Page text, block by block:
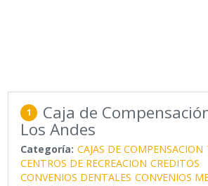
1 Caja de
Los Andes
Categoría: CAJAS DE COMPENSACION
CENTROS DE RECREACION CREDITOS
CONVENIOS DENTALES CONVENIOS